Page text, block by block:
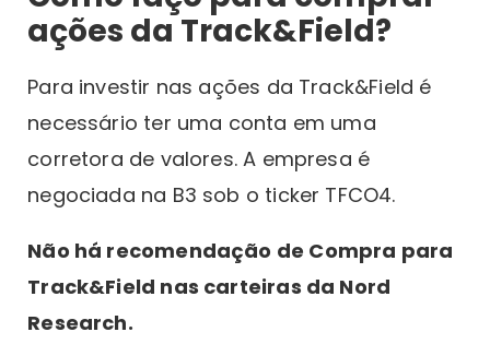
ações da Track&Field?
Para investir nas ações da Track&Field é
necessário ter uma conta em uma
corretora de valores. A empresa é
negociada na B3 sob o ticker TFCO4.
Não há recomendação de Compra para
Track&Field nas carteiras da Nord
Research.